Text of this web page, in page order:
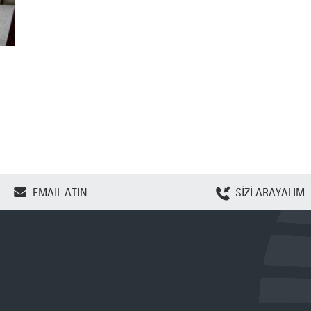
SEÇENEKLERİ TEMİZLE
EMAIL ATIN SİZİ ARAYALIM